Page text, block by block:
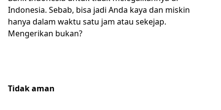
Indonesia. Sebab, bisa jadi Anda kaya dan miskin
hanya dalam waktu satu jam atau sekejap.
Mengerikan bukan?
Tidak aman